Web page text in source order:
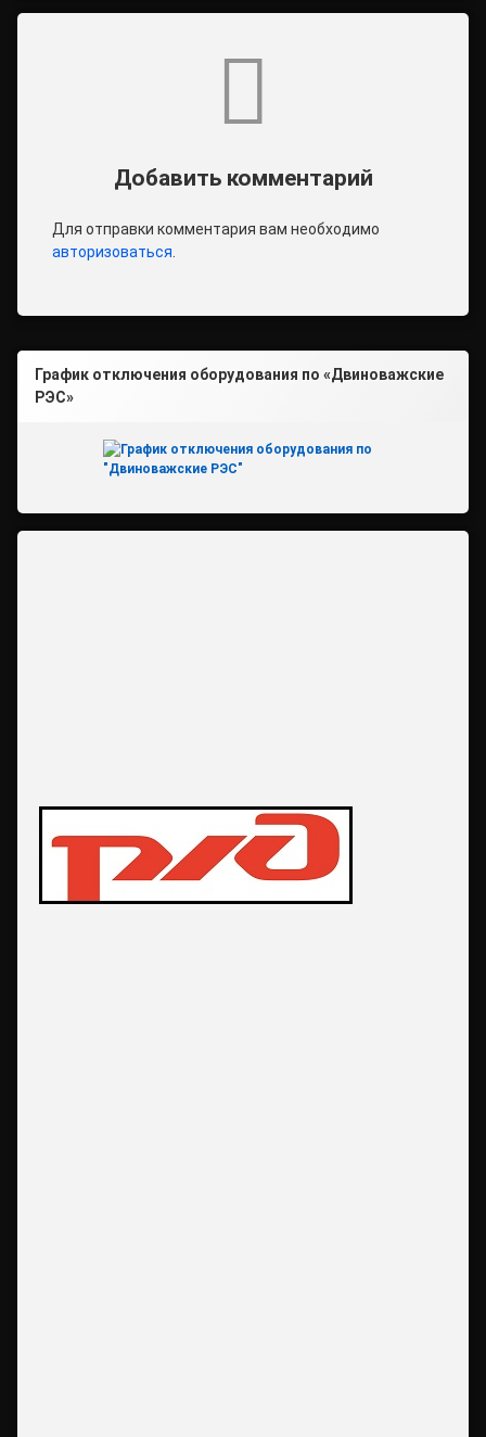
Добавить комментарий
Для отправки комментария вам необходимо
авторизоваться
График отключения оборудования по «Двиноважские
РЭС»